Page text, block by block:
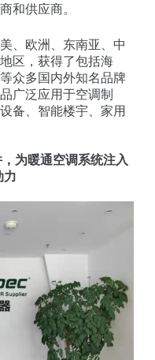
和供应商。
、欧洲、东南亚、中
区，获得了包括海
众多国内外知名品牌
广泛应用于空调制
备、智能楼宇、家用
为暖通空调系统注入
力